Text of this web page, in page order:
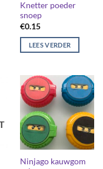
Knetter poeder
snoep
€0.15
LEES VERDER
Ninjago kauwgom